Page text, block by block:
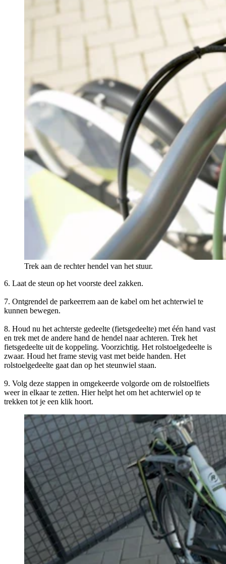
Trek aan de rechter hendel van het stuur.
6. Laat de steun op het voorste deel zakken.
7. Ontgrendel de parkeerrem aan de kabel om het achterwiel te
kunnen bewegen.
8. Houd nu het achterste gedeelte (fietsgedeelte) met één hand vast
en trek met de andere hand de hendel naar achteren. Trek het
fietsgedeelte uit de koppeling. Voorzichtig. Het rolstoelgedeelte is
zwaar. Houd het frame stevig vast met beide handen. Het
rolstoelgedeelte gaat dan op het steunwiel staan.
9. Volg deze stappen in omgekeerde volgorde om de rolstoelfiets
weer in elkaar te zetten. Hier helpt het om het achterwiel op te
trekken tot je een klik hoort.